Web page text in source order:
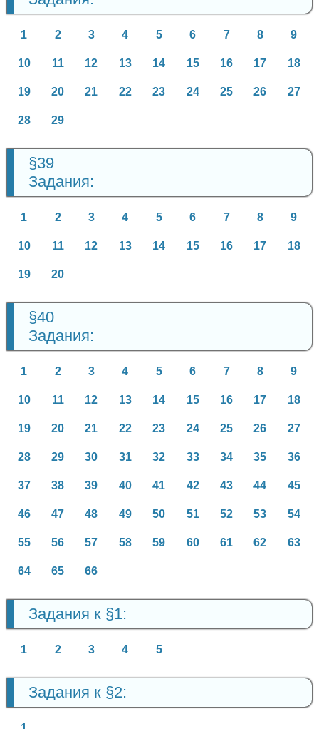
1 2 3 4 5 6 7 8 9
10 11 12 13 14 15 16 17 18
19 20 21 22 23 24 25 26 27
28 29
§39
Задания:
1 2 3 4 5 6 7 8 9
10 11 12 13 14 15 16 17 18
19 20
§40
Задания:
1 2 3 4 5 6 7 8 9
10 11 12 13 14 15 16 17 18
19 20 21 22 23 24 25 26 27
28 29 30 31 32 33 34 35 36
37 38 39 40 41 42 43 44 45
46 47 48 49 50 51 52 53 54
55 56 57 58 59 60 61 62 63
64 65 66
Задания к §1:
1 2 3 4 5
Задания к §2: